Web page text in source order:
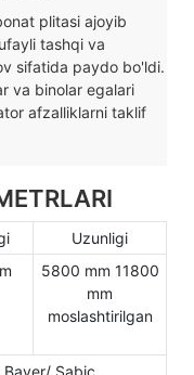
plitasi ajoyib
tashqi va
sifatida paydo bo'ldi.
va binolar egalari
afzalliklarni taklif
Uzunligi
5800 mm 11800
mm
moslashtirilgan
Sabic